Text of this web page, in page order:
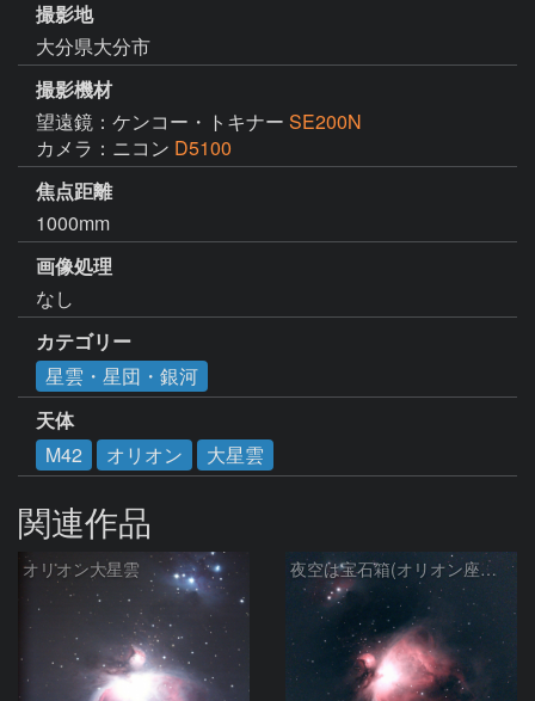
撮影地
大分県大分市
撮影機材
望遠鏡：ケンコー・トキナー SE200N
カメラ：ニコン D5100
焦点距離
1000mm
画像処理
なし
カテゴリー
星雲・星団・銀河
天体
M42
オリオン 大星雲
関連作品
オリオン大星雲 夜空は宝石箱(オリオン座大星雲 M42) Seestar50